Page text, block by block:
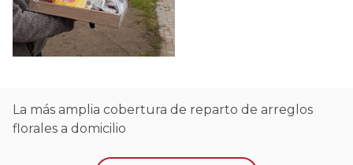
La más amplia cobertura de reparto de arreglos
florales a domicilio